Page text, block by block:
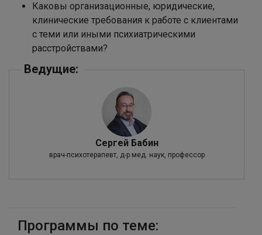
Каковы организационные, юридические,
клинические требования к работе с клиентами
с теми или иными психиатрическими
расстройствами?
Ведущие:
Сергей Бабин
врач-психотерапевт, д-р мед. наук, профессор
Программы по теме: